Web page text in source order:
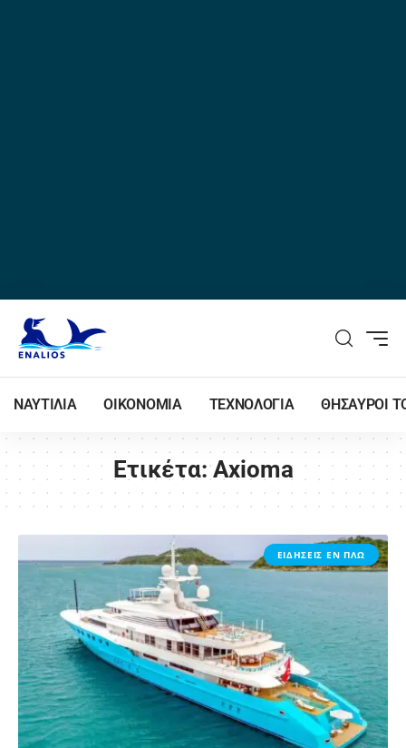
ΝΑΥΤΙΛΙΑ ΟΙΚΟΝΟΜΙΑ ΤΕΧΝΟΛΟΓΙΑ ΘΗΣΑΥΡΟΙ
Ετικέτα:Axioma
ΕΙΔΗΣΕΙΣ ΕΝ ΠΛΩ